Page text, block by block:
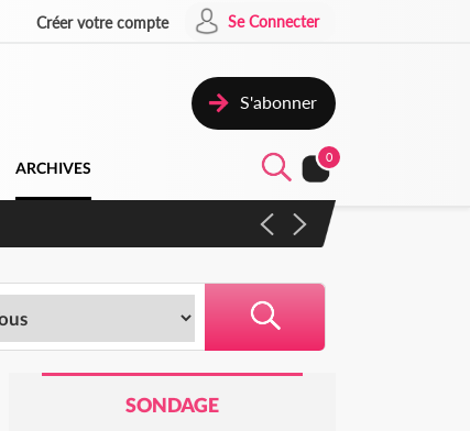
Créer votre compte Se Connecter
S'abonner
ARCHIVES
0
SONDAGE